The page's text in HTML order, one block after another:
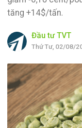
tăng +14$/tấn.
Đầu tư TVT
Thứ Tư, 02/08/